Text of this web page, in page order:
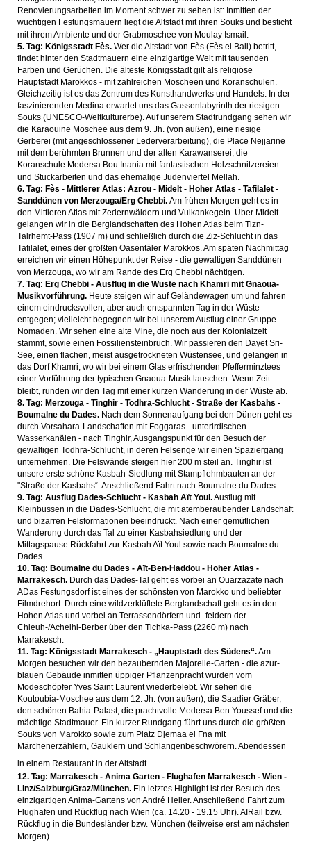
Renovierungsarbeiten im Moment schwer zu sehen ist: Inmitten der
wuchtigen Festungsmauern liegt die Altstadt mit ihren Souks und besticht
mit ihrem Ambiente und der Grabmoschee von Moulay Ismail.
5. Tag: Königsstadt Fès. Wer die Altstadt von Fès (Fès el Bali) betritt,
findet hinter den Stadtmauern eine einzigartige Welt mit tausenden
Farben und Gerüchen. Die älteste Königsstadt gilt als religiöse
Hauptstadt Marokkos - mit zahlreichen Moscheen und Koranschulen.
Gleichzeitig ist es das Zentrum des Kunsthandwerks und Handels: In der
faszinierenden Medina erwartet uns das Gassenlabyrinth der riesigen
Souks (UNESCO-Weltkulturerbe). Auf unserem Stadtrundgang sehen wir
die Karaouine Moschee aus dem 9. Jh. (von außen), eine riesige
Gerberei (mit angeschlossener Lederverarbeitung), die Place Nejjarine
mit dem berühmten Brunnen und der alten Karawanserei, die
Koranschule Medersa Bou Inania mit fantastischen Holzschnitzereien
und Stuckarbeiten und das ehemalige Judenviertel Mellah.
6. Tag: Fès - Mittlerer Atlas: Azrou - Midelt - Hoher Atlas - Tafilalet -
Sanddünen von Merzouga/Erg Chebbi. Am frühen Morgen geht es in
den Mittleren Atlas mit Zedernwäldern und Vulkankegeln. Über Midelt
gelangen wir in die Berglandschaften des Hohen Atlas beim Tizn-
Talrhemt-Pass (1907 m) und schließlich durch die Ziz-Schlucht in das
Tafilalet, eines der größten Oasentäler Marokkos. Am späten Nachmittag
erreichen wir einen Höhepunkt der Reise - die gewaltigen Sanddünen
von Merzouga, wo wir am Rande des Erg Chebbi nächtigen.
7. Tag: Erg Chebbi - Ausflug in die Wüste nach Khamri mit Gnaoua-
Musikvorführung. Heute steigen wir auf Geländewagen um und fahren
einem eindrucksvollen, aber auch entspannten Tag in der Wüste
entgegen; vielleicht begegnen wir bei unserem Ausflug einer Gruppe
Nomaden. Wir sehen eine alte Mine, die noch aus der Kolonialzeit
stammt, sowie einen Fossiliensteinbruch. Wir passieren den Dayet Sri-
See, einen flachen, meist ausgetrockneten Wüstensee, und gelangen in
das Dorf Khamri, wo wir bei einem Glas erfrischenden Pfefferminztees
einer Vorführung der typischen Gnaoua-Musik lauschen. Wenn Zeit
bleibt, runden wir den Tag mit einer kurzen Wanderung in der Wüste ab.
8. Tag: Merzouga - Tinghir - Todhra-Schlucht - Straße der Kasbahs -
Boumalne du Dades. Nach dem Sonnenaufgang bei den Dünen geht es
durch Vorsahara-Landschaften mit Foggaras - unterirdischen
Wasserkanälen - nach Tinghir, Ausgangspunkt für den Besuch der
gewaltigen Todhra-Schlucht, in deren Felsenge wir einen Spaziergang
unternehmen. Die Felswände steigen hier 200 m steil an. Tinghir ist
unsere erste schöne Kasbah-Siedlung mit Stampflehmbauten an der
"Straße der Kasbahs“. Anschließend Fahrt nach Boumalne du Dades.
9. Tag: Ausflug Dades-Schlucht - Kasbah Aït Youl.Ausflug mit
Kleinbussen in die Dades-Schlucht, die mit atemberaubender Landschaft
und bizarren Felsformationen beeindruckt. Nach einer gemütlichen
Wanderung durch das Tal zu einer Kasbahsiedlung und der
Mittagspause Rückfahrt zur Kasbah Aït Youl sowie nach Boumalne du
Dades.
10. Tag: Boumalne du Dades - Aït-Ben-Haddou - Hoher Atlas -
Marrakesch. Durch das Dades-Tal geht es vorbei an Ouarzazate nach
ADas Festungsdorf ist eines der schönsten von Marokko und beliebter
Filmdrehort. Durch eine wildzerklüftete Berglandschaft geht es in den
Hohen Atlas und vorbei an Terrassendörfern und -feldern der
Chleuh-/Achelhi-Berber über den Tichka-Pass (2260 m) nach
Marrakesch.
11. Tag: Königsstadt Marrakesch - „Hauptstadt des Südens“.Am
Morgen besuchen wir den bezaubernden Majorelle-Garten - die azur-
blauen Gebäude inmitten üppiger Pflanzenpracht wurden vom
Modeschöpfer Yves Saint Laurent wiederbelebt. Wir sehen die
Koutoubia-Moschee aus dem 12. Jh. (von außen), die Saadier Gräber,
den schönen Bahia-Palast, die prachtvolle Medersa Ben Youssef und die
mächtige Stadtmauer. Ein kurzer Rundgang führt uns durch die größten
Souks von Marokko sowie zum Platz Djemaa el Fna mit
Märchenerzählern, Gauklern und Schlangenbeschwörern. Abendessen
in einem Restaurant in der Altstadt.
12. Tag: Marrakesch - Anima Garten - Flughafen Marrakesch - Wien -
Linz/Salzburg/Graz/München. Ein letztes Highlight ist der Besuch des
einzigartigen Anima-Gartens von André Heller. Anschließend Fahrt zum
Flughafen und Rückflug nach Wien (ca. 14.20 - 19.15 Uhr). AIRail bzw.
Rückflug in die Bundesländer bzw. München (teilweise erst am nächsten
Morgen).